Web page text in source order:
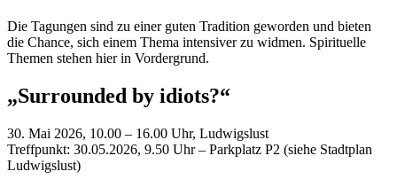
Die Tagungen sind zu einer guten Tradition geworden und bieten
die Chance, sich einem Thema intensiver zu widmen. Spirituelle
Themen stehen hier in Vordergrund.
„Surrounded by idiots?“
30. Mai 2026, 10.00 – 16.00 Uhr, Ludwigslust
Treffpunkt: 30.05.2026, 9.50 Uhr – Parkplatz P2 (siehe Stadtplan
Ludwigslust)